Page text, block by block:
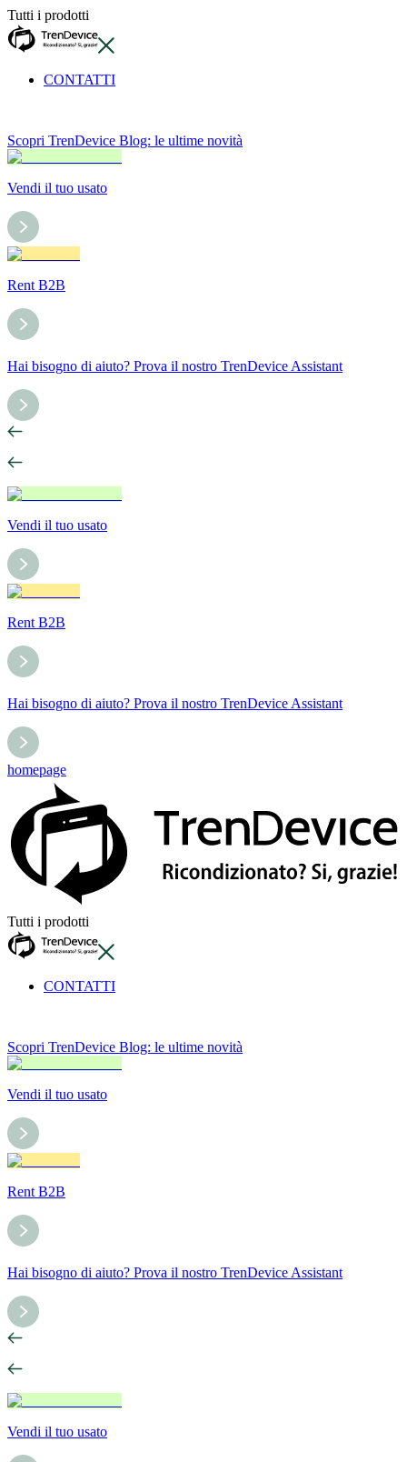
Tutti i prodotti
CONTATTI
Scopri TrenDevice Blog: le ultime novità
Vendi il tuo usato
Rent B2B
Hai bisogno di aiuto? Prova il nostro TrenDevice Assistant
Vendi il tuo usato
Rent B2B
Hai bisogno di aiuto? Prova il nostro TrenDevice Assistant
homepage
Tutti i prodotti
CONTATTI
Scopri TrenDevice Blog: le ultime novità
Vendi il tuo usato
Rent B2B
Hai bisogno di aiuto? Prova il nostro TrenDevice Assistant
Vendi il tuo usato